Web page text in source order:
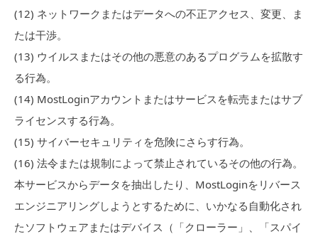
(12) ネットワークまたはデータへの不正アクセス、変更、ま
たは干渉。
(13) ウイルスまたはその他の悪意のあるプログラムを拡散す
る行為。
(14) MostLoginアカウントまたはサービスを転売またはサブ
ライセンスする行為。
(15) サイバーセキュリティを危険にさらす行為。
(16) 法令または規制によって禁止されているその他の行為。
本サービスからデータを抽出したり、MostLoginをリバース
エンジニアリングしようとするために、いかなる自動化され
たソフトウェアまたはデバイス（「クローラー」、「スパイ